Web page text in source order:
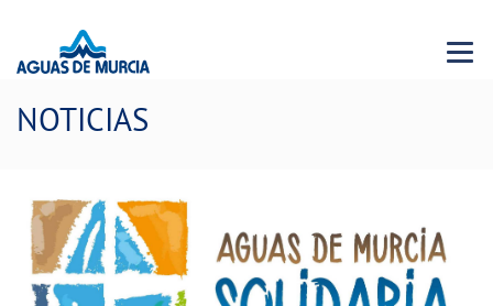
Menu
NOTICIAS